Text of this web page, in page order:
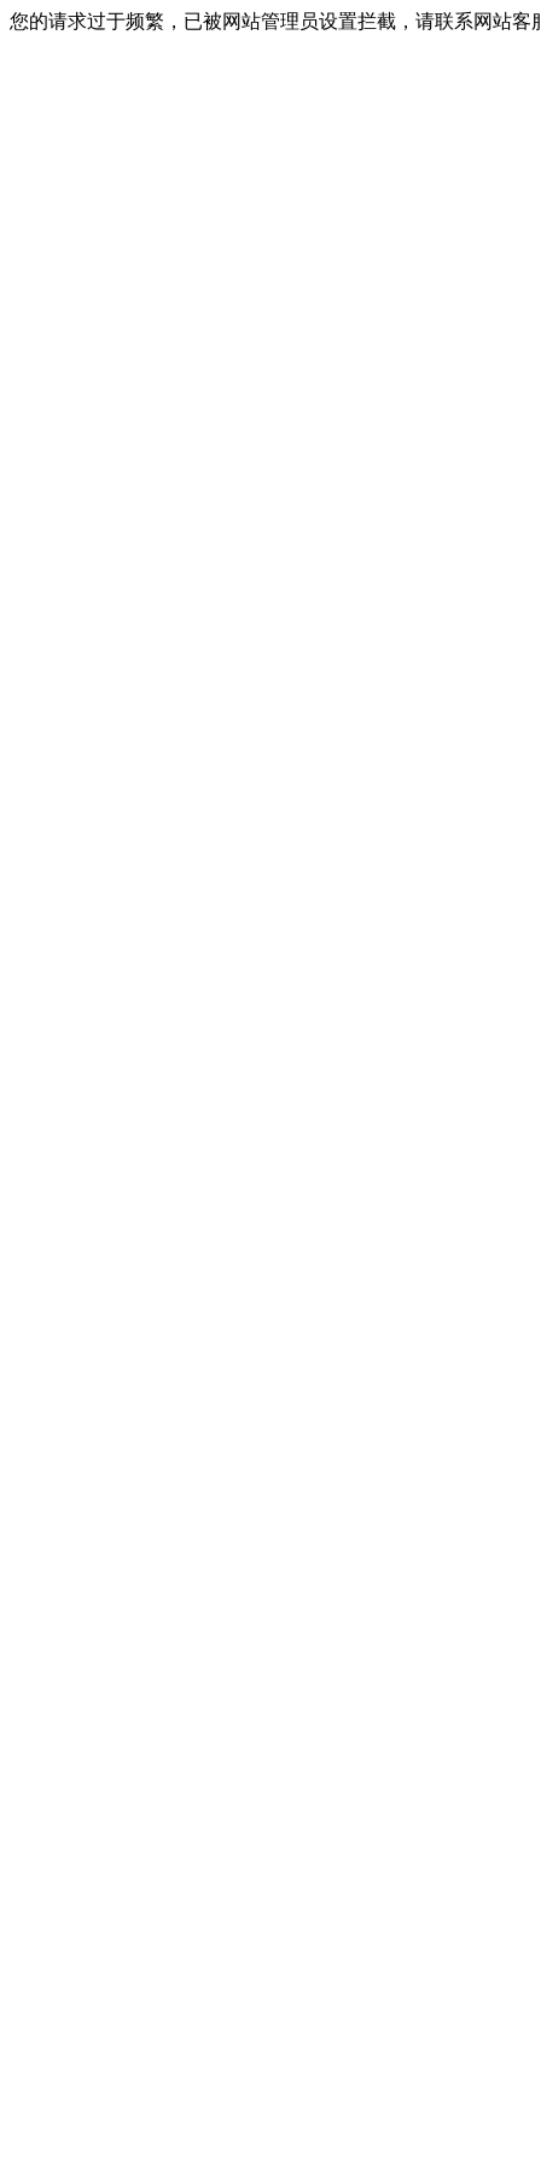
您的请求过于频繁，已被网站管理员设置拦截，请联系网站客